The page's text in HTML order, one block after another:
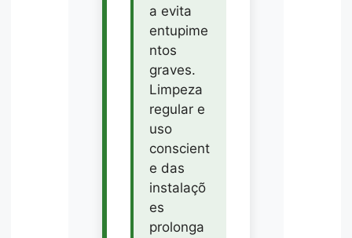
a evita
entupime
ntos
graves.
Limpeza
regular e
uso
conscient
e das
instalaçõ
es
prolonga